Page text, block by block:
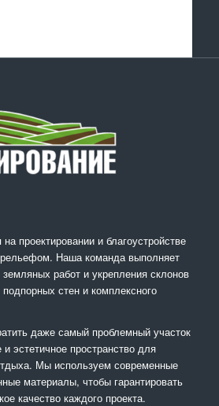
проектировании и благоустройстве
Наша команда выполняет
работ и укрепления склонов
стен и комплексного
даже самый проблемный участок
эстетичное пространство для
Мы используем современные
материалы, чтобы гарантировать
качество каждого проекта.